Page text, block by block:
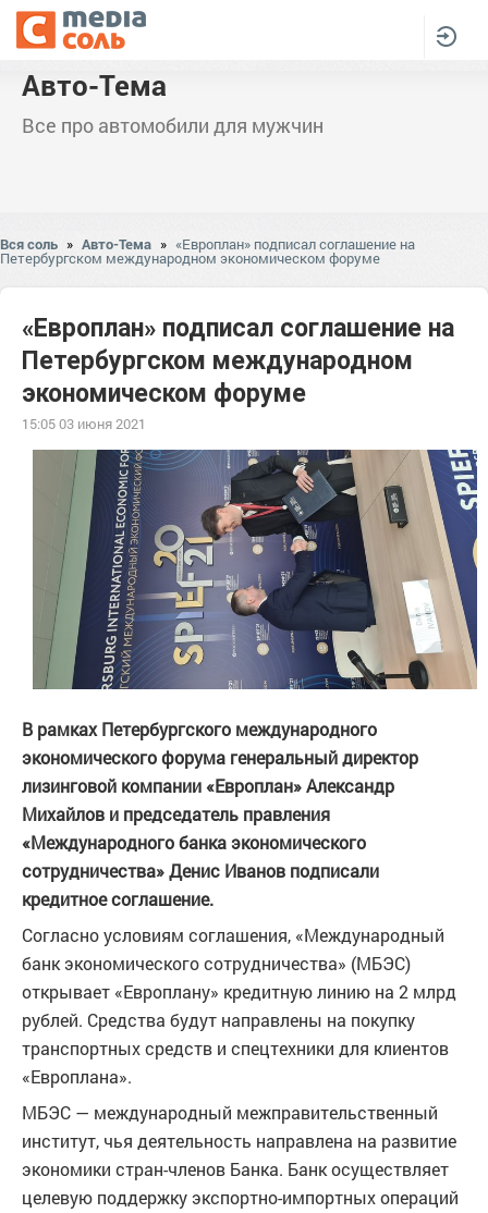
Авто-Тема
Все про автомобили для мужчин
Вся соль » Авто-Тема » «Европлан» подписал соглашение на
Петербургском международном экономическом форуме
«Европлан» подписал соглашение на
Петербургском международном
экономическом форуме
15:05 03 июня 2021
В рамках Петербургского международного
экономического форума генеральный директор
лизинговой компании «Европлан» Александр
Михайлов и председатель правления
«Международного банка экономического
сотрудничества» Денис Иванов подписали
кредитное соглашение.
Согласно условиям соглашения, «Международный
банк экономического сотрудничества» (МБЭС)
открывает «Европлану» кредитную линию на 2 млрд
рублей. Средства будут направлены на покупку
транспортных средств и спецтехники для клиентов
«Европлана».
МБЭС — международный межправительственный
институт, чья деятельность направлена на развитие
экономики стран-членов Банка. Банк осуществляет
целевую поддержку экспортно-импортных операций